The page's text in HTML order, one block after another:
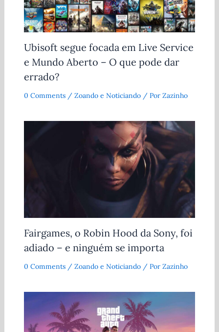
Ubisoft segue focada em Live Service
e Mundo Aberto – O que pode dar
errado?
0 Comments / Zoando e Noticiando/ Por Zazinho
Fairgames, o Robin Hood da Sony, foi
adiado – e ninguém se importa
0 Comments / Zoando e Noticiando/ Por Zazinho